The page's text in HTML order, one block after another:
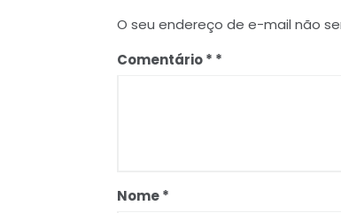
O seu endereço de e-mail não
Comentário*
Nome*